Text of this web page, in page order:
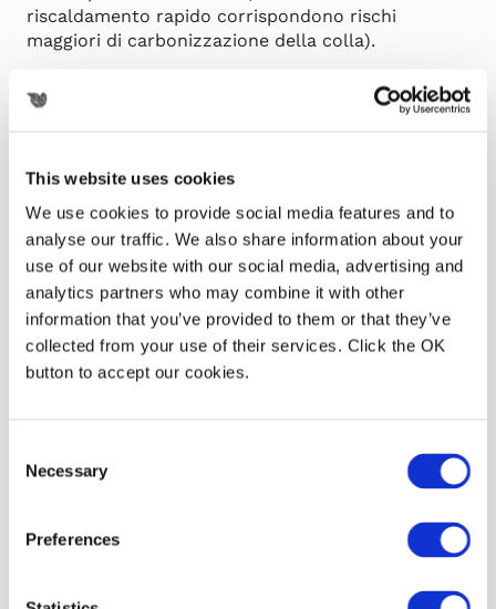
This website uses cookies
We use cookies to provide social media features and to
analyse our traffic. We also share information about your
use of our website with our social media, advertising and
analytics partners who may combine it with other
information that you’ve provided to them or that they’ve
collected from your use of their services. Click the OK
button to accept our cookies.
Selection
Necessary
Preferences
riscaldamento rapido corrispondono rischi
maggiori di carbonizzazione della colla).
tabella sottostante:
Casadei
Tempo di
riscaldamento
15 minuti 3 minuti
Compatibilità
colle
EVA e PUR (su
modelli con
vasca ibrida
superiore)
Dipende dal
sistema
Sostituzione
cartuccia e
cartucce di